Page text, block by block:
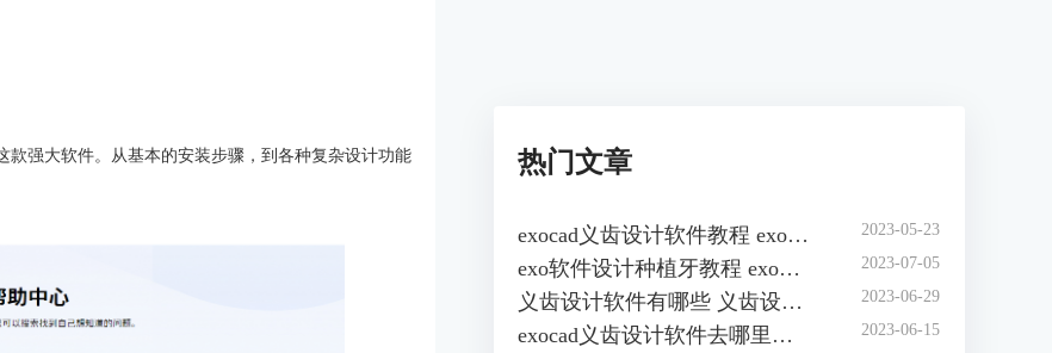
款强大软件。从基本的安装步骤，到各种复杂设计功能
热门文章
exocad义齿设计软件教程 exocad义齿设计快捷键 2023-05-23
exo软件设计种植牙教程 exo软件设计种植牙冠 2023-07-05
义齿设计软件有哪些 义齿设计软件exo18版和3.0版的区别 2023-06-29
exocad义齿设计软件去哪里买 exo义齿设计软件怎么安装 2023-06-15